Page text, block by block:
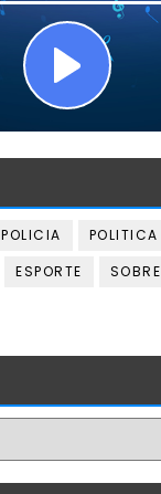
POLICIA POLITICA
ESPORTE
SOBRE